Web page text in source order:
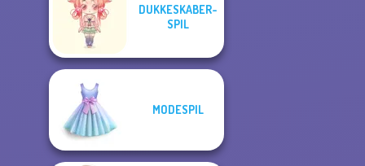
Manga Creator
Vampire Hunter
P...
The Fly Squad:
DUKKESKABER-
SPIL
MODESPIL